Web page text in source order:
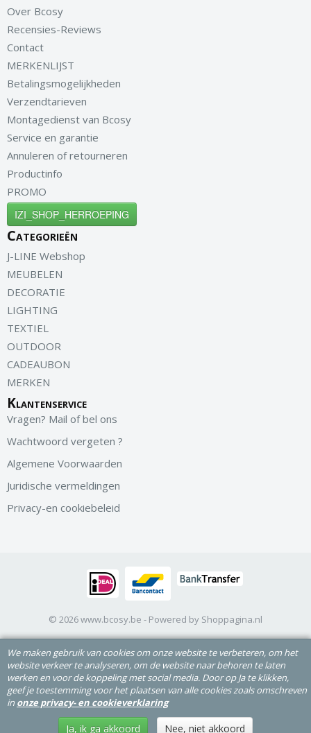
Over Bcosy
Recensies-Reviews
Contact
MERKENLIJST
Betalingsmogelijkheden
Verzendtarieven
Montagedienst van Bcosy
Service en garantie
Annuleren of retourneren
Productinfo
PROMO
IZI_SHOP_HERROEPING
Categorieën
J-LINE Webshop
MEUBELEN
DECORATIE
LIGHTING
TEXTIEL
OUTDOOR
CADEAUBON
MERKEN
Klantenservice
Vragen? Mail of bel ons
Wachtwoord vergeten ?
Algemene Voorwaarden
Juridische vermeldingen
Privacy-en cookiebeleid
© 2026 www.bcosy.be - Powered by Shoppagina.nl
We maken gebruik van cookies om onze website te verbeteren, om het
website verkeer te analyseren, om de website naar behoren te laten
werken en voor de koppeling met social media. Door op Ja te klikken,
geef je toestemming voor het plaatsen van alle cookies zoals omschreven
in onze privacy- en cookieverklaring
Ja, ik ga akkoord Nee, niet akkoord